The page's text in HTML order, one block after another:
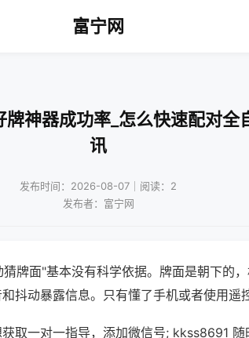
富宁网
神器成功率_怎么快速配对全
讯
发布时间：2026-08-07｜阅读：2
发布者：富宁网
牌面"基本没有科学依据。牌面是朝下的
抖动暴露信息。只有懂了手机或者使用遥
取一对一指导，添加微信号; kkss8691 随